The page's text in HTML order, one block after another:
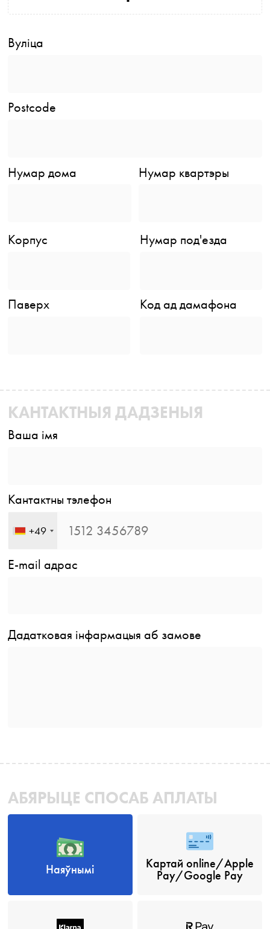
Вуліца
Postcode
Нумар дома Нумар квартэры
Корпус Нумар под'езда
Паверх Код ад дамафона
КАНТАКТНЫЯ ДАДЗЕНЫЯ
Ваша імя
Кантактны тэлефон
+49
E-mail адрас
Дадатковая інфармацыя аб замове
АБЯРЫЦЕ СПОСАБ АПЛАТЫ
Наяўнымі
Картай online/Apple
Pay/Google Pay